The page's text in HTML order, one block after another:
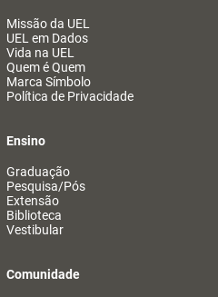
Missão da UEL
UEL em Dados
Vida na UEL
Quem é Quem
Marca Símbolo
Política de Privacidade
Ensino
Graduação
Pesquisa/Pós
Extensão
Biblioteca
Vestibular
Comunidade